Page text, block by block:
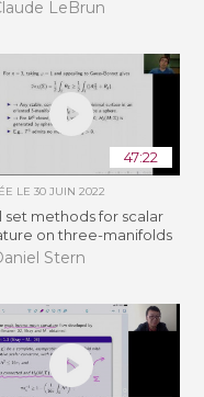
LeBrun
47:22
LE 30 JUIN 2022
set methods for scalar
on three-manifolds
Stern